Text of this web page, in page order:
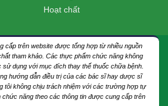
Hoạt chất
cấp trên website được tổng hợp từ nhiều nguồn
tham khảo. Các thực phẩm chức năng không
dụng với mục đích thay thế thuốc chữa bệnh.
hướng dẫn điều trị của các bác sĩ hay dược sĩ
tôi không chịu trách nhiệm với các trường hợp tự
năng theo các thông tin được cung cấp trên